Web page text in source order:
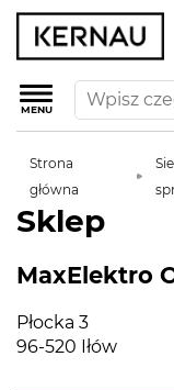
MENU
Strona
główna
Sklep
MaxElektro
Płocka 3
96-520 Iłów